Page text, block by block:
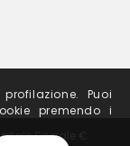
Sociale €
Puoi
premendo i